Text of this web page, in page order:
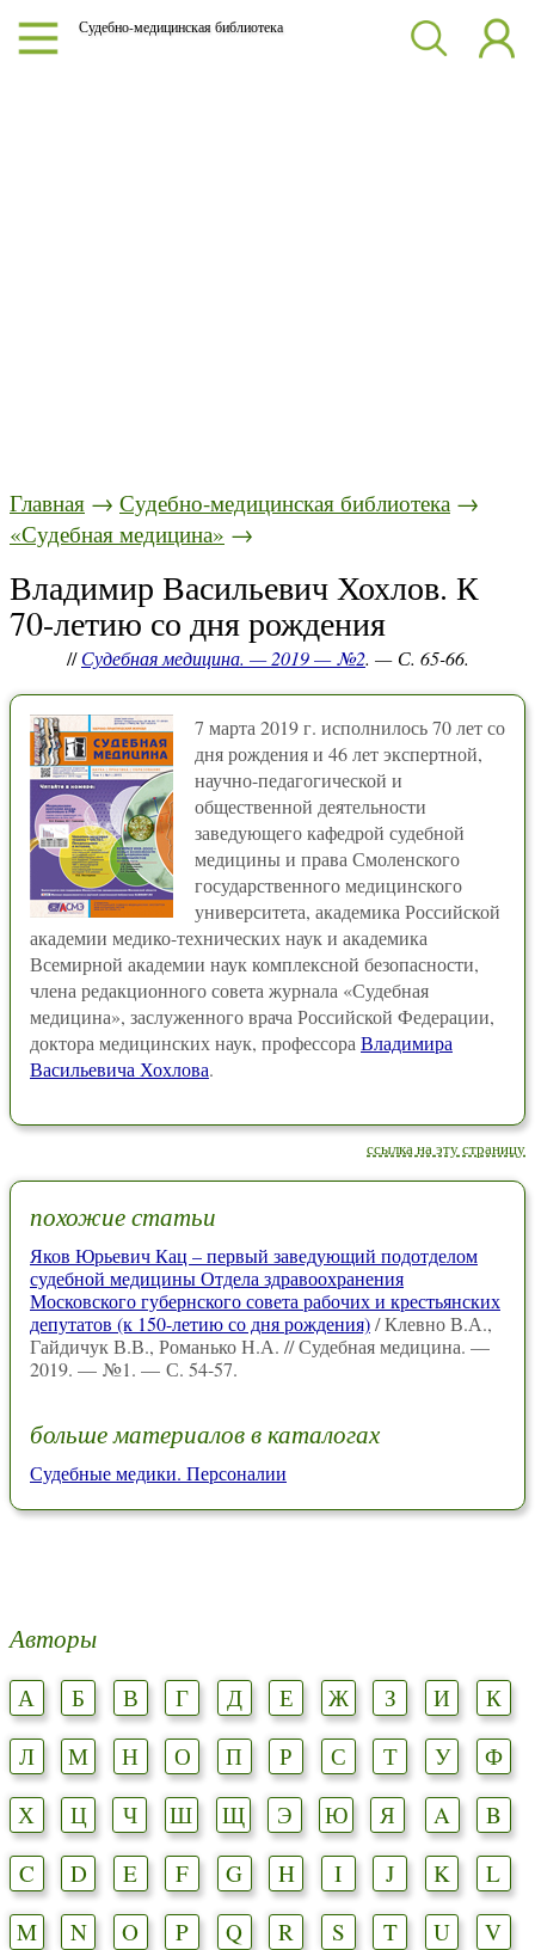
Судебно-медицинская библиотека
Главная → Судебно-медицинская библиотека →
«Судебная медицина» →
Владимир Васильевич Хохлов. К
70-летию со дня рождения
//Судебная медицина. — 2019 — №2. — С. 65-66.
7 марта 2019 г. исполнилось 70 лет со
дня рождения и 46 лет экспертной,
научно-педагогической и
общественной деятельности
заведующего кафедрой судебной
медицины и права Смоленского
государственного медицинского
университета, академика Российской
академии медико-технических наук и академика
Всемирной академии наук комплексной безопасности,
члена редакционного совета журнала «Судебная
медицина», заслуженного врача Российской Федерации,
доктора медицинских наук, профессора Владимира
Васильевича Хохлова.
ссылка на эту страницу
похожие статьи
Яков Юрьевич Кац – первый заведующий подотделом
судебной медицины Отдела здравоохранения
Московского губернского совета рабочих и крестьянских
депутатов (к 150-летию со дня рождения)/ Клевно В.А.,
Гайдичук В.В., Романько Н.А. // Судебная медицина. —
2019. — №1. — С. 54-57.
больше материалов в каталогах
Судебные медики. Персоналии
Авторы
А Б В Г Д Е Ж З И
К
Л
М Н О П Р С Т У
Ф
Х
Ц Ч Ш Щ Э Ю Я A
B
C
D E F G H I J K
L
M
N O P Q R S T U
V